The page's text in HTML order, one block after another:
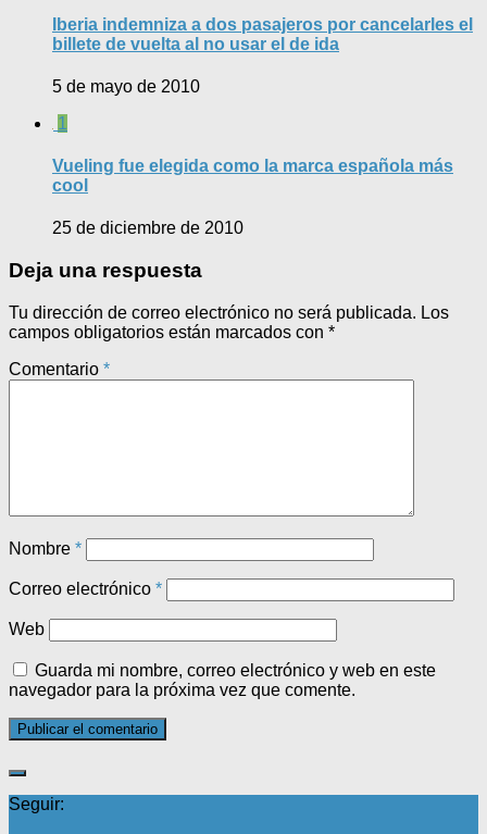
Iberia indemniza a dos pasajeros por cancelarles el
billete de vuelta al no usar el de ida
5 de mayo de 2010
1
Vueling fue elegida como la marca española más
cool
25 de diciembre de 2010
Deja una respuesta
Tu dirección de correo electrónico no será publicada. Los
campos obligatorios están marcados con *
Comentario *
Nombre *
Correo electrónico *
Web
Guarda mi nombre, correo electrónico y web en este
navegador para la próxima vez que comente.
Seguir: